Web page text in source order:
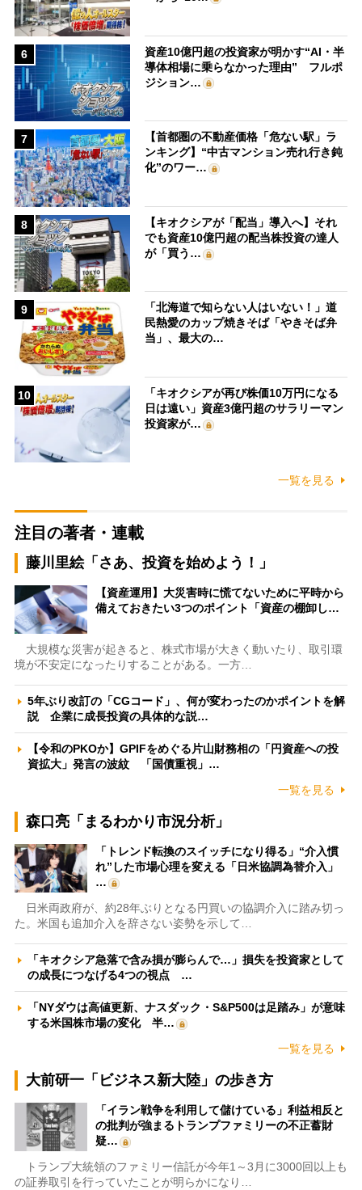
6
資産10億円超の投資家が明かす“AI・半
導体相場に乗らなかった理由” フルポ
ジション…
7
【首都圏の不動産価格「危ない駅」ラ
ンキング】“中古マンション売れ行き鈍
化”のワー…
8
【キオクシアが「配当」導入へ】それ
でも資産10億円超の配当株投資の達人
が「買う…
9
「北海道で知らない人はいない！」道
民熱愛のカップ焼きそば「やきそば弁
当」、最大の…
10
「キオクシアが再び株価10万円になる
日は遠い」資産3億円超のサラリーマン
投資家が…
一覧を見る
注目の著者・連載
藤川里絵「さあ、投資を始めよう！」
【資産運用】大災害時に慌てないために平時から
備えておきたい3つのポイント「資産の棚卸し…
大規模な災害が起きると、株式市場が大きく動いたり、取引環
境が不安定になったりすることがある。一方…
5年ぶり改訂の「CGコード」、何が変わったのかポイントを解
説 企業に成長投資の具体的な説…
【令和のPKOか】GPIFをめぐる片山財務相の「円資産への投
資拡大」発言の波紋 「国債重視」…
一覧を見る
森口亮「まるわかり市況分析」
「トレンド転換のスイッチになり得る」“介入慣
れ”した市場心理を変える「日米協調為替介入」
…
日米両政府が、約28年ぶりとなる円買いの協調介入に踏み切っ
た。米国も追加介入を辞さない姿勢を示して…
「キオクシア急落で含み損が膨らんで…」損失を投資家として
の成長につなげる4つの視点 …
「NYダウは高値更新、ナスダック・S&P500は足踏み」が意味
する米国株市場の変化 半…
一覧を見る
大前研一「ビジネス新大陸」の歩き方
「イラン戦争を利用して儲けている」利益相反と
の批判が強まるトランプファミリーの不正蓄財
疑…
トランプ大統領のファミリー信託が今年1～3月に3000回以上も
の証券取引を行っていたことが明らかになり…